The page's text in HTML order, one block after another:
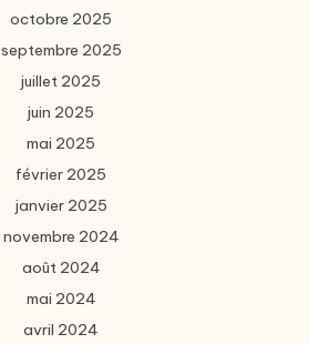
octobre 2025
septembre 2025
juillet 2025
juin 2025
mai 2025
février 2025
janvier 2025
novembre 2024
août 2024
mai 2024
avril 2024